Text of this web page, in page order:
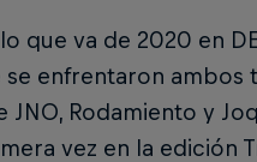
que va de 2020 en
enfrentaron ambos
Rodamiento y
vez en la edición